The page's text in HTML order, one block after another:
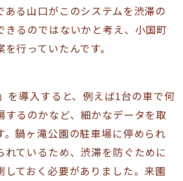
ある山口がこのシステムを渋滞の
きるのではないかと考え、小国町
行っていたんです。
を導入すると、例えば1台の車で何
するのかなど、細かなデータを取
。鍋ヶ滝公園の駐車場に停められ
れているため、渋滞を防ぐために
しておく必要がありました。来園